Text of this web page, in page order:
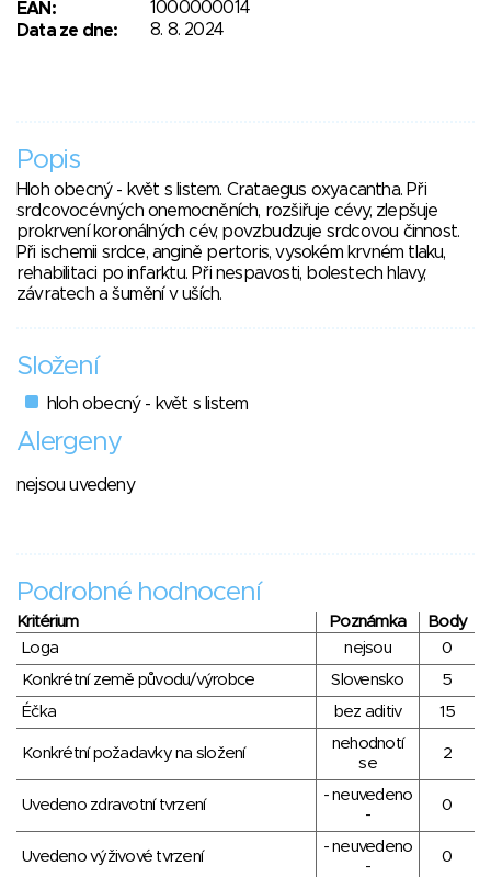
EAN:
1000000014
Data ze dne:
8. 8. 2024
Popis
Hloh obecný - květ s listem. Crataegus oxyacantha. Při
srdcovocévných onemocněních, rozšiřuje cévy, zlepšuje
prokrvení koronálných cév, povzbudzuje srdcovou činnost.
Při ischemii srdce, angině pertoris, vysokém krvném tlaku,
rehabilitaci po infarktu. Při nespavosti, bolestech hlavy,
závratech a šumění v uších.
Složení
hloh obecný - květ s listem
Alergeny
nejsou uvedeny
Podrobné hodnocení
Kritérium Poznámka
Body
Loga
nejsou
0
Konkrétní země původu/výrobce
Slovensko
5
Éčka
bez aditiv 15
Konkrétní požadavky na složení
nehodnotí
se
2
Uvedeno zdravotní tvrzení
- neuvedeno
-
0
Uvedeno výživové tvrzení
- neuvedeno
-
0